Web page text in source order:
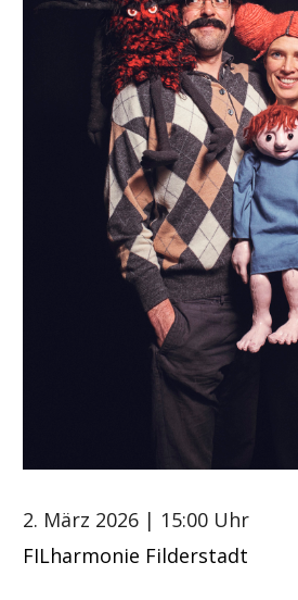
2. März 2026 | 15:00 Uhr
FILharmonie Filderstadt